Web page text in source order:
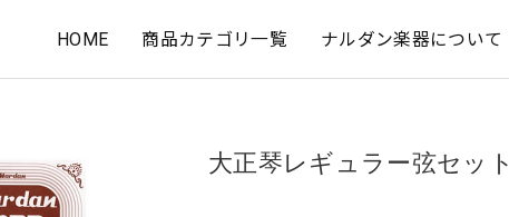
HOME 商品カテゴリ一覧 ナルダン楽器について
大正琴レギュラー弦セット